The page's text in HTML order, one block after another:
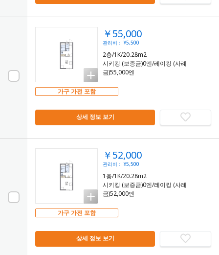
￥55,000
관리비： ¥5,500
2층/1K/20.28m2
시키킹 (보증금)0엔/레이킹 (사례
금)55,000엔
가구 가전 포함
상세 정보 보기
￥52,000
관리비： ¥5,500
1층/1K/20.28m2
시키킹 (보증금)0엔/레이킹 (사례
금)52,000엔
가구 가전 포함
상세 정보 보기